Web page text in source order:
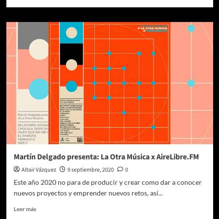
OGINALII:
«Pendulum»
un
inquietante
un
momento
respiro
Martín Delgado presenta: La Otra Música x AireLibre.FM
Altair Vázquez 9 septiembre, 2020
0
Este año 2020 no para de producir y crear como dar a conocer
nuevos proyectos y emprender nuevos retos, así...
Leer másLeer